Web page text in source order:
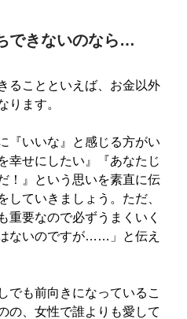
できないのなら…
ることといえば、お金以外
ります。
『いいな』と感じる方がい
幸せにしたい』『あなたじ
！』という思いを素直に伝
していきましょう。ただ、
重要なので必ずうまくいく
ないのですが……」と伝え
も前向きになっているこ
の、女性で誰よりも愛して